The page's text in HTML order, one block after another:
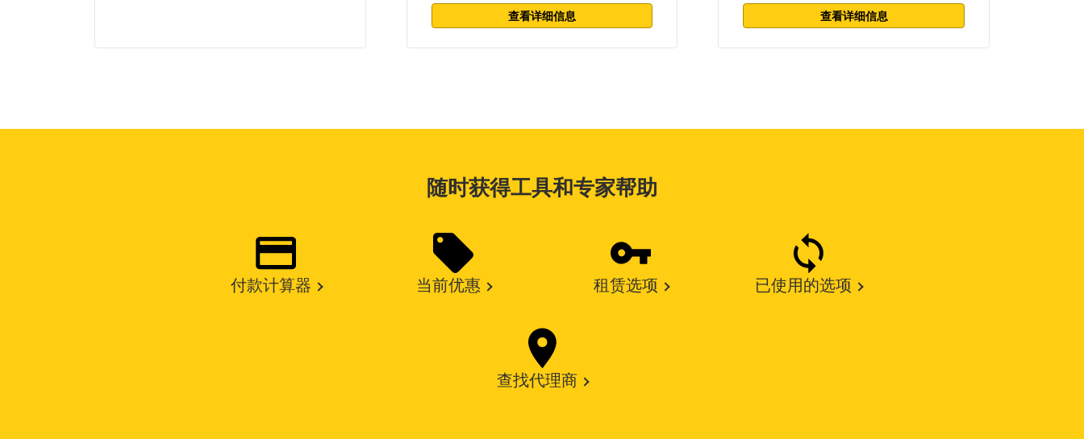
查看详细信息 查看详细信息
随时获得工具和专家帮助
付款计算器 当前优惠 租赁选项 已使用的选项
查找代理商